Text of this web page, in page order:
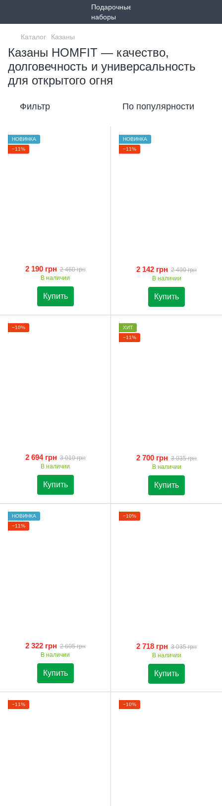
Каталог Казаны
Казаны HOMFIT — качество,
долговечность и универсальность
для открытого огня
Фильтр По популярности
НОВИНКА
−11%
2 190 грн 2 460 грн
В наличии
Купить
НОВИНКА
−11%
2 142 грн 2 400 грн
В наличии
Купить
−10%
2 694 грн 3 010 грн
В наличии
Купить
ХИТ
−11%
2 700 грн 3 035 грн
В наличии
Купить
НОВИНКА
−11%
2 322 грн 2 605 грн
В наличии
Купить
−10%
2 718 грн 3 035 грн
В наличии
Купить
−11% −10%